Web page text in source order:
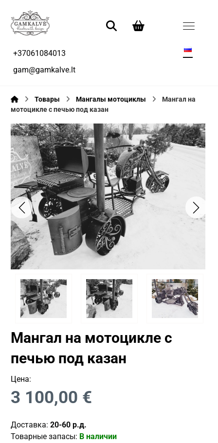
+37061084013
gam@gamkalve.lt
Товары Мангалы мотоциклы
Мангал на
мотоцикле с печью под казан
Мангал на мотоцикле с
печью под казан
Цена:
3 100,00 €
Доставка:20-60 р.д.
Товарные запасы: В наличии